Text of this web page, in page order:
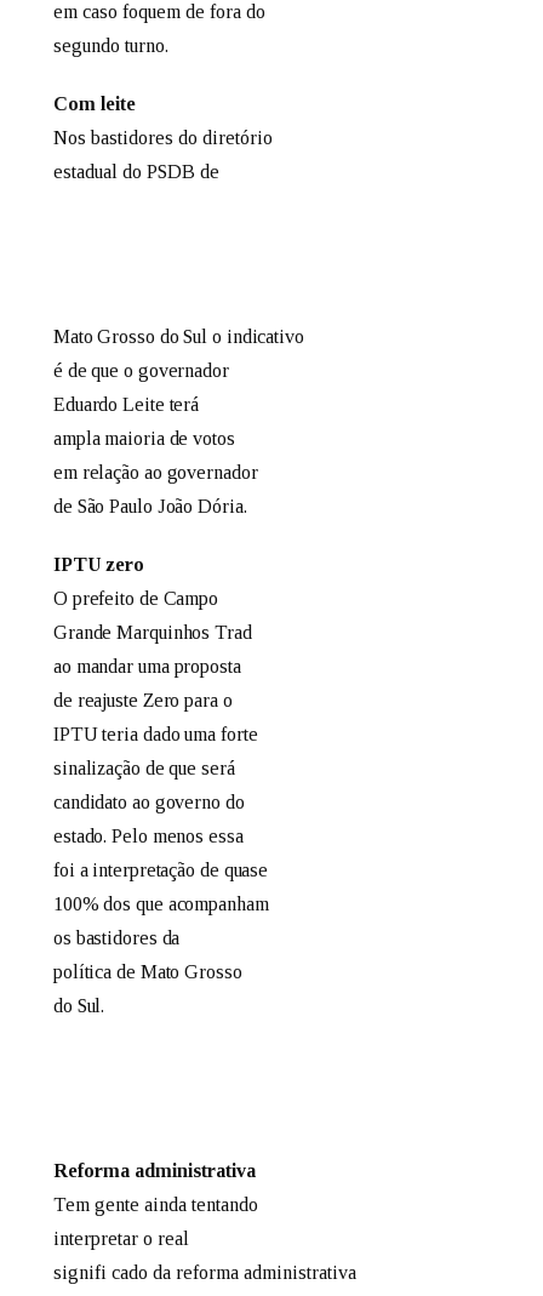
em caso foquem de fora do
segundo turno.
Com leite
Nos bastidores do diretório
estadual do PSDB de
Mato Grosso do Sul o indicativo
é de que o governador
Eduardo Leite terá
ampla maioria de votos
em relação ao governador
de São Paulo João Dória.
IPTU zero
O prefeito de Campo
Grande Marquinhos Trad
ao mandar uma proposta
de reajuste Zero para o
IPTU teria dado uma forte
sinalização de que será
candidato ao governo do
estado. Pelo menos essa
foi a interpretação de quase
100% dos que acompanham
os bastidores da
política de Mato Grosso
do Sul.
Reforma administrativa
Tem gente ainda tentando
interpretar o real
signifi cado da reforma administrativa